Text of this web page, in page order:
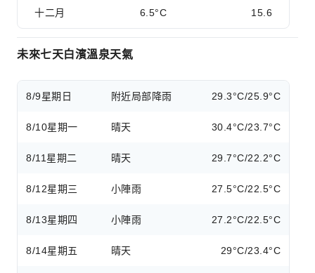
十二月 6.5°C 15.6
未來七天白濱溫泉天氣
8/9星期日 附近局部降雨 29.3°C/25.9°C
8/10星期一 晴天 30.4°C/23.7°C
8/11 星期二 晴天 29.7°C/22.2°C
8/12星期三 小陣雨 27.5°C/22.5°C
8/13星期四 小陣雨 27.2°C/22.5°C
8/14星期五 晴天 29°C/23.4°C